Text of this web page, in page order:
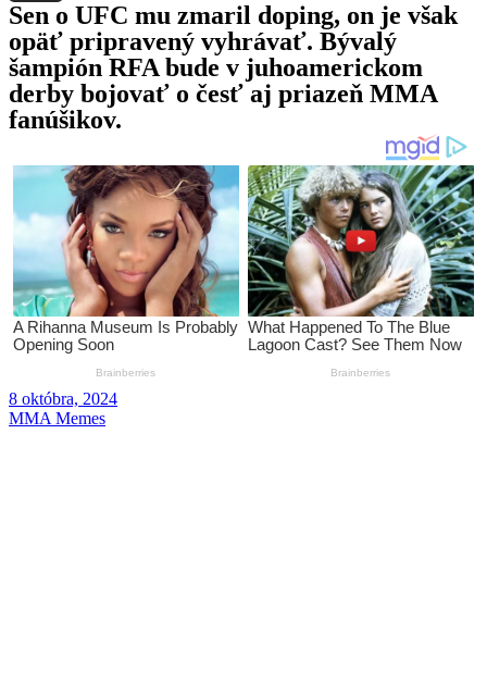
Sen o UFC mu zmaril doping, on je však
opäť pripravený vyhrávať. Bývalý
šampión RFA bude v juhoamerickom
derby bojovať o česť aj priazeň MMA
fanúšikov.
8 októbra, 2024
MMA Memes